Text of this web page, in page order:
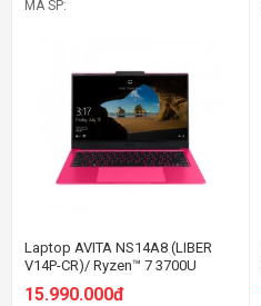
MÃ SP:
Laptop AVITA NS14A8 (LIBER
V14P-CR)/ Ryzen™ 7 3700U
15.990.000đ